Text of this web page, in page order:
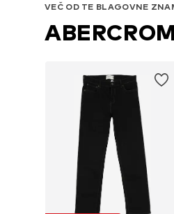
VEČ OD TE BLAGOVNE